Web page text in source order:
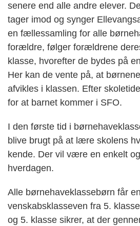
senere end alle andre elever.
tager imod og synger
en fællessamling for alle
forældre, følger forældrene
klasse, hvorefter de bydes på
Her kan de vente på, at
afvikles i klassen. Efter
for at barnet kommer i SFO.
I den første tid i
blive brugt på at lære skolens
kende. Der vil være en enkelt
hverdagen.
Alle børnehaveklassebørn får en
venskabsklasseven fra 5.
og 5. klasse sikrer, at der